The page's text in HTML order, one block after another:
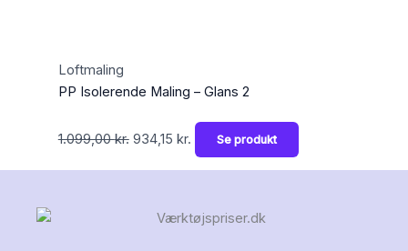
Loftmaling
PP Isolerende Maling – Glans 2
1.099,00kr. 934,15 kr. Se produkt